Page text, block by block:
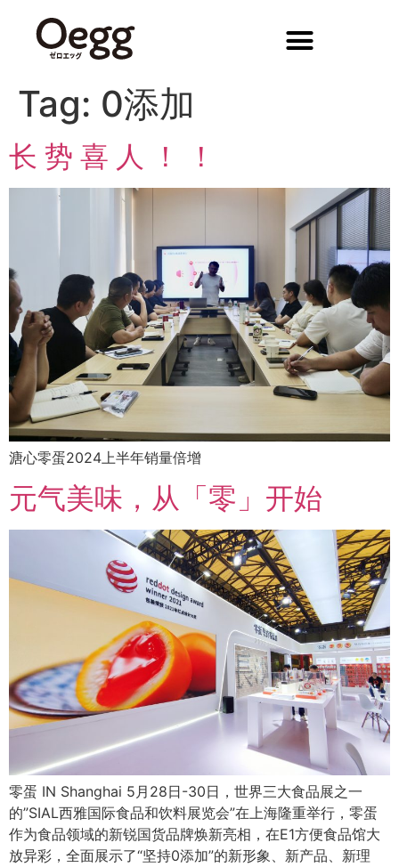
Tag: 0添加
长 势 喜 人 ！ ！
溏心零蛋2024上半年销量倍增
元气美味，从「零」开始
零蛋 IN Shanghai 5月28日-30日，世界三大食品展之一
的”SIAL西雅国际食品和饮料展览会”在上海隆重举行，零蛋
作为食品领域的新锐国货品牌焕新亮相，在E1方便食品馆大
放异彩，全面展示了“坚持0添加”的新形象、新产品、新理